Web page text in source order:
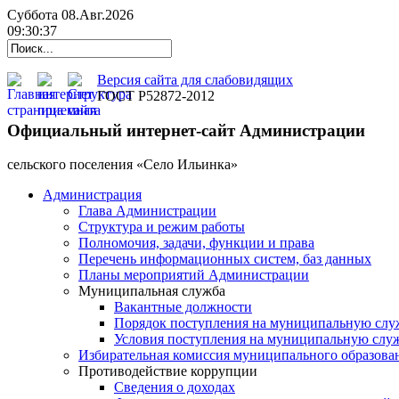
Суббота 08.Авг.2026
09:30:38
Версия сайта для слабовидящих
ГОСТ Р52872-2012
Официальный интернет-сайт Администрации
cельского поселения «Село Ильинка»
Администрация
Глава Администрации
Структура и режим работы
Полномочия, задачи, функции и права
Перечень информационных систем, баз данных
Планы мероприятий Администрации
Муниципальная служба
Вакантные должности
Порядок поступления на муниципальную
Условия поступления на муниципальную
Избирательная комиссия муниципального
Противодействие коррупции
Сведения о доходах